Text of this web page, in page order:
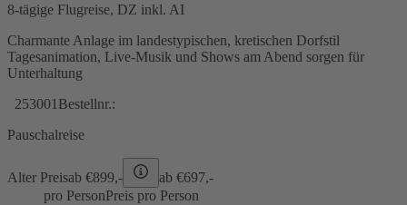
8-tägige Flugreise, DZ inkl. AI
Charmante Anlage im landestypischen, kretischen Dorfstil
Tagesanimation, Live-Musik und Shows am Abend sorgen für
Unterhaltung
253001 Bestellnr.:
Pauschalreise
Alter Preisab €899,- ab €697,-
pro PersonPreis pro Person